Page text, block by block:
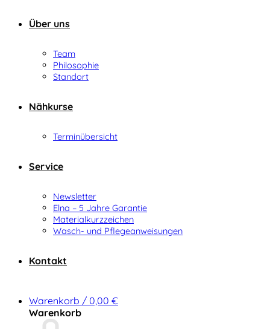
Über uns
Team
Philosophie
Standort
Nähkurse
Terminübersicht
Service
Newsletter
Elna – 5 Jahre Garantie
Materialkurzzeichen
Wasch- und Pflegeanweisungen
Kontakt
Warenkorb / 0,00 €
Warenkorb